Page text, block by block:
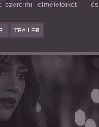
szerelmi elméleteiket – és
TRAILER
FRUITS
27